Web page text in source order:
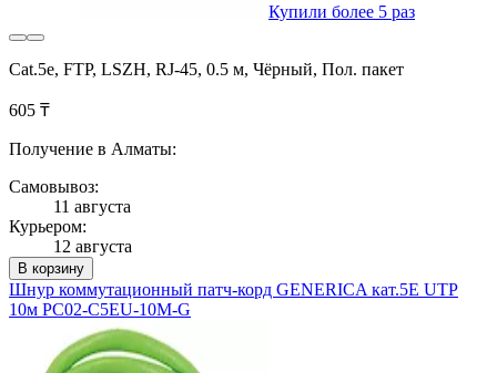
Купили более 5 раз
Cat.5e, FTP, LSZH, RJ-45, 0.5 м, Чёрный, Пол. пакет
605 ₸
Получение в Алматы:
Самовывоз:
11 августа
Курьером:
12 августа
В корзину
Шнур коммутационный патч-корд GENERICA кат.5Е UTP
10м PC02-C5EU-10M-G